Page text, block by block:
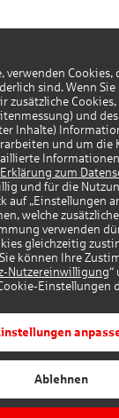
verwenden
sind. Wenn
zusätzliche
und
Inhalte)
und um die
Erklärung zum
und für die
auf „Einstellungen
welche
verwenden
gleichzeitig
können Ihre
Nutzereinwilligung“
Einstellungen
Ablehnen